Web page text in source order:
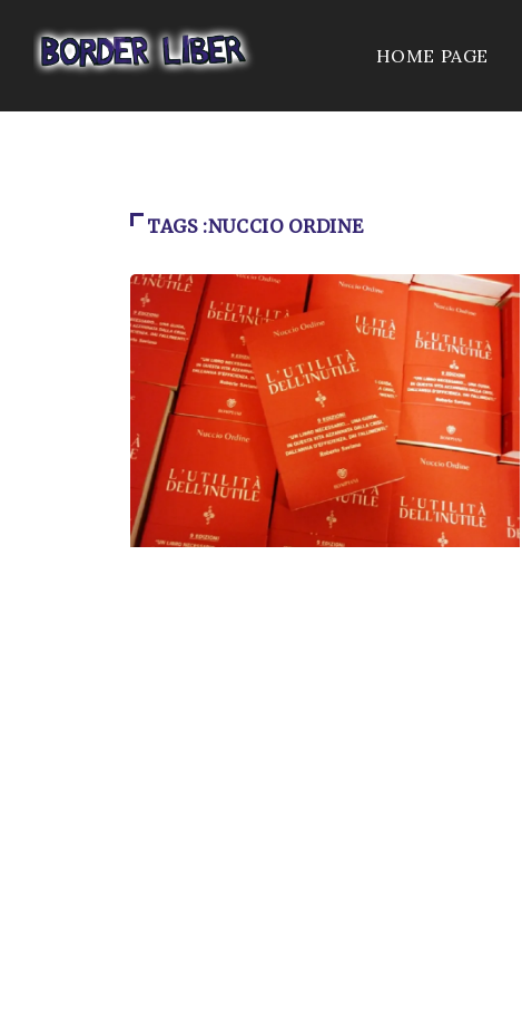
HOME PAGE
TAGS :NUCCIO ORDINE